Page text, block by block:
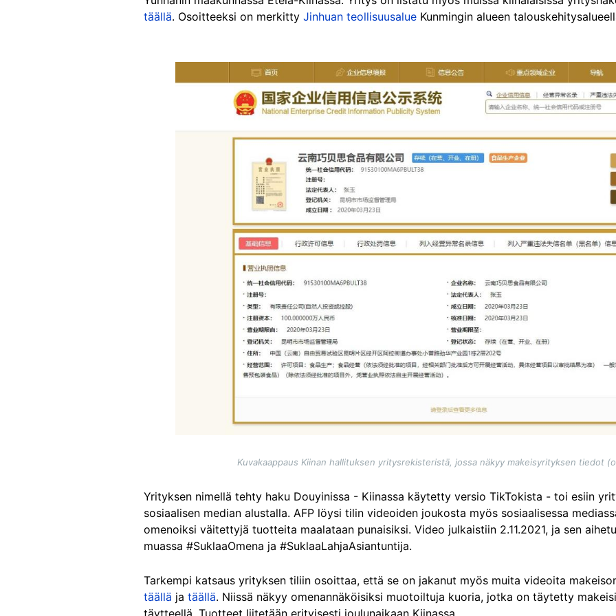
täällä. Osoitteeksi on merkitty Jinhuan teollisuusalue Kunmingin alueen
Kuvakaappaus Kiinan hallituksen yritysrekisteristä, jossa näkyy makeisyrityksen tiedot
Yrityksen nimellä tehty haku Douyinissa - Kiinassa käytetty versio TikTokista - toi esiin
sosiaalisen median alustalla. AFP löysi tilin videoiden joukosta myös sosiaalisessa
omenoiksi väitettyjä tuotteita maalataan punaisiksi. Video julkaistiin 2.11.2021, ja sen
muassa #SuklaaOmena ja #SuklaaLahjaAsiantuntija.
Tarkempi katsaus yrityksen tiliin osoittaa, että se on jakanut myös muita videoita
täällä ja täällä. Niissä näkyy omenannäköisiksi muotoiltuja kuoria, jotka on täytetty
täytteellä. Tuotteet liitetään erityisesti joulunaikaan Kiinassa.